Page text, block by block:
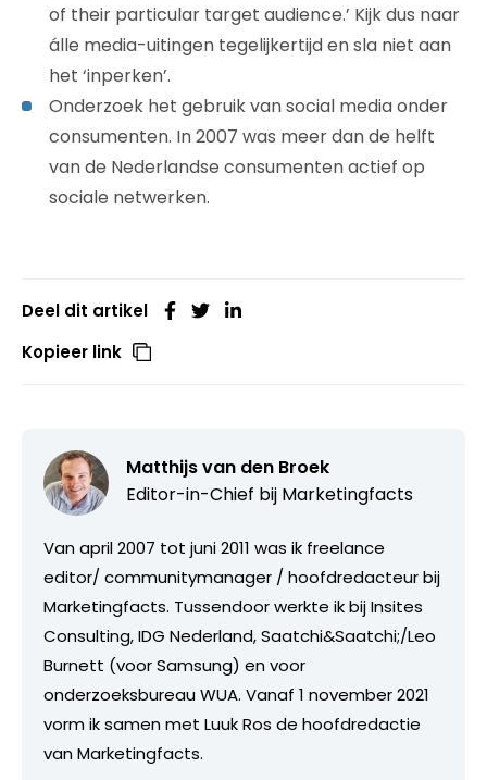
of their particular target audience.’ Kijk dus naar
álle media-uitingen tegelijkertijd en sla niet aan
het ‘inperken’.
Onderzoek het gebruik van social media onder
consumenten. In 2007 was meer dan de helft
van de Nederlandse consumenten actief op
sociale netwerken.
Deel dit artikel
Kopieer link
Matthijs van den Broek
Editor-in-Chief bij Marketingfacts
Van april 2007 tot juni 2011 was ik freelance
editor/ communitymanager / hoofdredacteur bij
Marketingfacts. Tussendoor werkte ik bij Insites
Consulting, IDG Nederland, Saatchi&Saatchi;/Leo
Burnett (voor Samsung) en voor
onderzoeksbureau WUA. Vanaf 1 november 2021
vorm ik samen met Luuk Ros de hoofdredactie
van Marketingfacts.